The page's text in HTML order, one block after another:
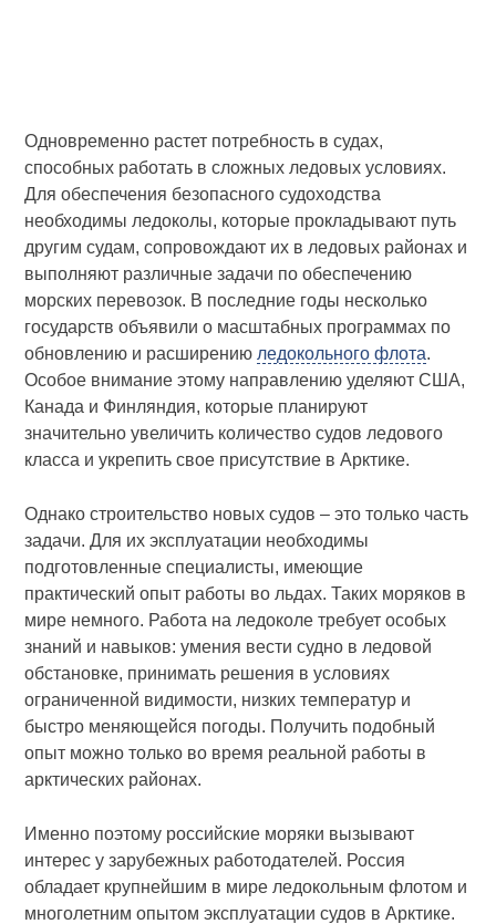
Одновременно растет потребность в судах,
способных работать в сложных ледовых условиях.
Для обеспечения безопасного судоходства
необходимы ледоколы, которые прокладывают путь
другим судам, сопровождают их в ледовых районах и
выполняют различные задачи по обеспечению
морских перевозок. В последние годы несколько
государств объявили о масштабных программах по
обновлению и расширению ледокольного флота.
Особое внимание этому направлению уделяют США,
Канада и Финляндия, которые планируют
значительно увеличить количество судов ледового
класса и укрепить свое присутствие в Арктике.
Однако строительство новых судов – это только часть
задачи. Для их эксплуатации необходимы
подготовленные специалисты, имеющие
практический опыт работы во льдах. Таких моряков в
мире немного. Работа на ледоколе требует особых
знаний и навыков: умения вести судно в ледовой
обстановке, принимать решения в условиях
ограниченной видимости, низких температур и
быстро меняющейся погоды. Получить подобный
опыт можно только во время реальной работы в
арктических районах.
Именно поэтому российские моряки вызывают
интерес у зарубежных работодателей. Россия
обладает крупнейшим в мире ледокольным флотом и
многолетним опытом эксплуатации судов в Арктике.